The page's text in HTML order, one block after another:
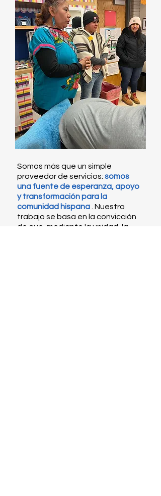
Somos más que un simple
proveedor de servicios: somos
una fuente de esperanza, apoyo
y transformación para la
comunidad hispana . Nuestro
trabajo se basa en la convicción
de que, mediante la unidad, la